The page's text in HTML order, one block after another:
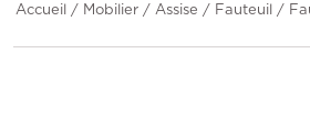
Accueil / Mobilier/ Assise / Fauteuil /